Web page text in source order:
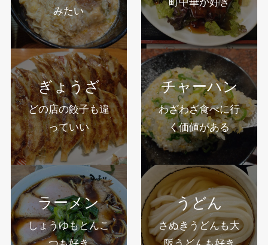
みたい
ぎょうざ
どの店の餃子も違
っていい
チャーハン
わざわざ食べに行
く価値がある
ラーメン
しょうゆもとんこ
うどん
さぬきうどんも大